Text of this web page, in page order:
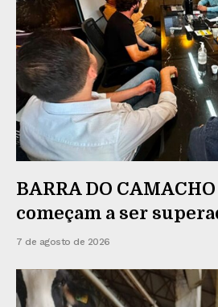
BARRA DO
começam a ser
7 de agosto de 2026